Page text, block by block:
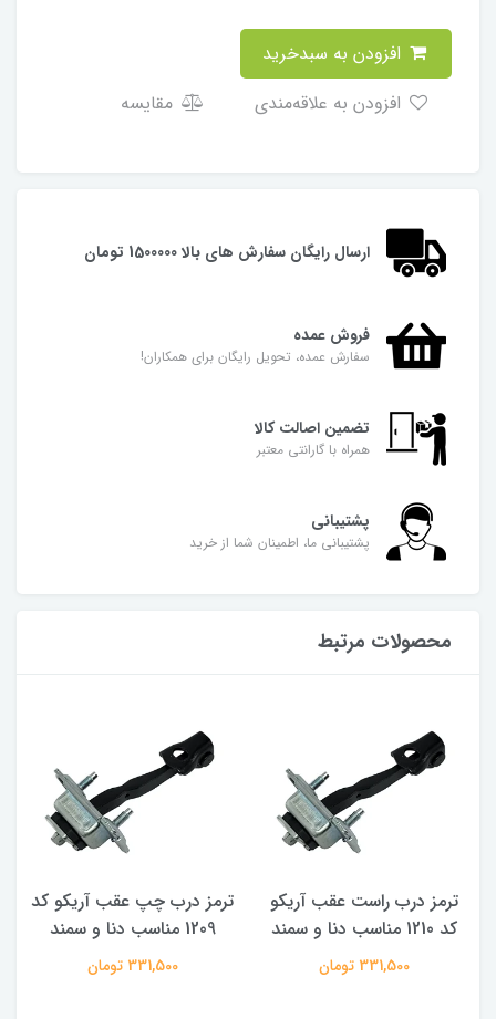
مقایسه
ارسال رایگان سفارش های بالا 1500000 تومان
فروش عمده
سفارش عمده، تحویل رایگان برای همکاران!
تضمین اصالت کالا
همراه با گارانتی معتبر
پشتیبانی
پشتیبانی ما، اطمینان شما از خرید
محصولات مرتبط
ترمز درب راست عقب آریکو
کد 1210 مناسب دنا و سمند
331,500 تومان
ترمز درب چپ عقب آریکو کد
1209 مناسب دنا و سمند
331,500 تومان